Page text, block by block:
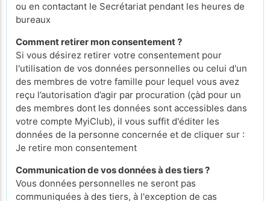
ou en contactant le Secrétariat pendant les heures de
bureaux
Comment retirer mon consentement ?
Si vous désirez retirer votre consentement pour
l'utilisation de vos données personnelles ou celui d'un
des membres de votre famille pour lequel vous avez
reçu l’autorisation d’agir par procuration (çàd pour un
des membres dont les données sont accessibles dans
votre compte MyiClub), il vous suffit d'éditer les
données de la personne concernée et de cliquer sur :
Je retire mon consentement
Communication de vos données à des tiers ?
Vous données personnelles ne seront pas
communiquées à des tiers, à l'exception de cas